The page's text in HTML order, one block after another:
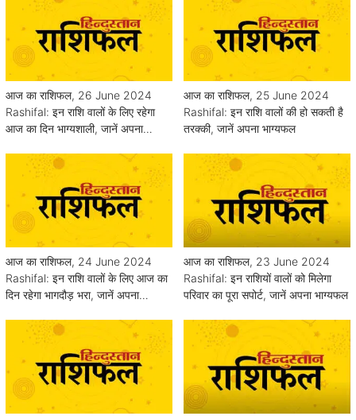
आज का राशिफल, 26 June 2024
Rashifal: इन राशि वालों के लिए रहेगा
आज का दिन भाग्यशाली, जानें अपना
आज का राशिफल, 25 June 2024
Rashifal: इन राशि वालों की हो सकती है
तरक्की, जानें अपना भाग्यफल
आज का राशिफल, 24 June 2024
Rashifal: इन राशि वालों के लिए आज का
दिन रहेगा भागदौड़ भरा, जानें अपना
आज का राशिफल, 23 June 2024
Rashifal: इन राशियों वालों को मिलेगा
परिवार का पूरा सपोर्ट, जानें अपना भाग्यफल